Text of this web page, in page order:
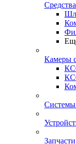
Камеры
Системы